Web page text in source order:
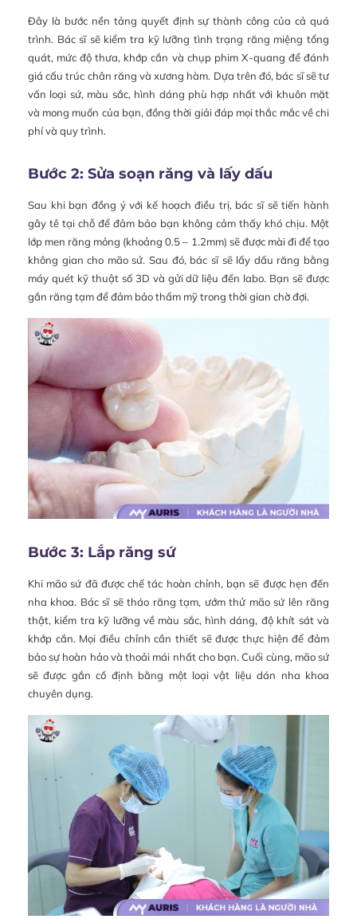
Đây là bước nền tảng quyết định sự thành công của cả quá
trình. Bác sĩ sẽ kiểm tra kỹ lưỡng tình trạng răng miệng tổng
quát, mức độ thưa, khớp cắn và chụp phim X-quang để đánh
giá cấu trúc chân răng và xương hàm. Dựa trên đó, bác sĩ sẽ tư
vấn loại sứ, màu sắc, hình dáng phù hợp nhất với khuôn mặt
và mong muốn của bạn, đồng thời giải đáp mọi thắc mắc về chi
phí và quy trình.
Bước 2: Sửa soạn răng và lấy dấu
Sau khi bạn đồng ý với kế hoạch điều trị, bác sĩ sẽ tiến hành
gây tê tại chỗ để đảm bảo bạn không cảm thấy khó chịu. Một
lớp men răng mỏng (khoảng 0.5 – 1.2mm) sẽ được mài đi để tạo
không gian cho mão sứ. Sau đó, bác sĩ sẽ lấy dấu răng bằng
máy quét kỹ thuật số 3D và gửi dữ liệu đến labo. Bạn sẽ được
gắn răng tạm để đảm bảo thẩm mỹ trong thời gian chờ đợi.
Bước 3: Lắp răng sứ
Khi mão sứ đã được chế tác hoàn chỉnh, bạn sẽ được hẹn đến
nha khoa. Bác sĩ sẽ tháo răng tạm, ướm thử mão sứ lên răng
thật, kiểm tra kỹ lưỡng về màu sắc, hình dáng, độ khít sát và
khớp cắn. Mọi điều chỉnh cần thiết sẽ được thực hiện để đảm
bảo sự hoàn hảo và thoải mái nhất cho bạn. Cuối cùng, mão sứ
sẽ được gắn cố định bằng một loại vật liệu dán nha khoa
chuyên dụng.